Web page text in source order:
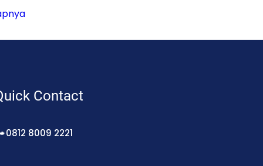
Contact
0812 8009 2221